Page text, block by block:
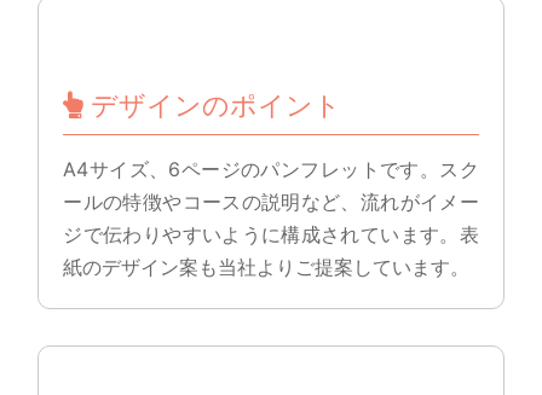
デザインのポイント
A4サイズ、6ページのパンフレットです。スク
ールの特徴やコースの説明など、流れがイメー
ジで伝わりやすいように構成されています。表
紙のデザイン案も当社よりご提案しています。